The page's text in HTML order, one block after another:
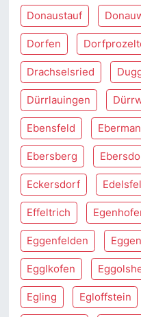
Donaustauf
Dorfen
Drachselsried
Dürrlauingen
Ebensfeld
Ebersberg
Eckersdorf
Effeltrich
Eggenfelden
Egglkofen
Egling Egloffstein